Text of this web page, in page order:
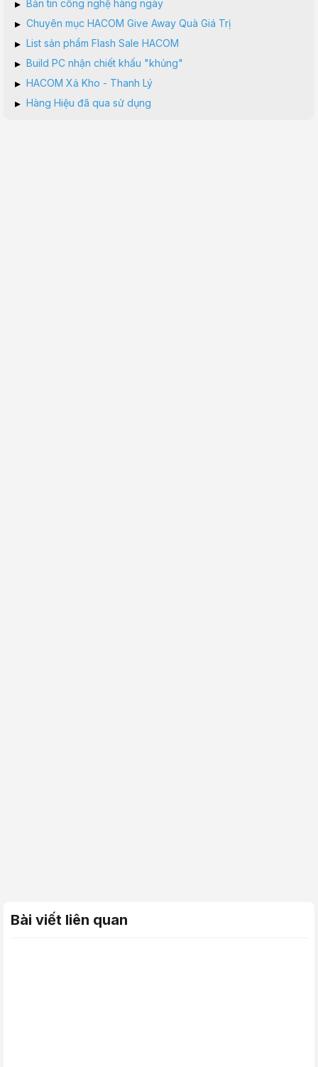
▸ Bản tin công nghệ hàng ngày
▸ Chuyên mục HACOM Give Away Quà Giá Trị
▸ List sản phẩm Flash Sale HACOM
▸ Build PC nhận chiết khấu "khủng"
▸ HACOM Xả Kho - Thanh Lý
▸ Hàng Hiệu đã qua sử dụng
Bài viết liên quan